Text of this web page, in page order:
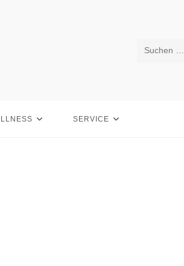
Diese
SERVICE